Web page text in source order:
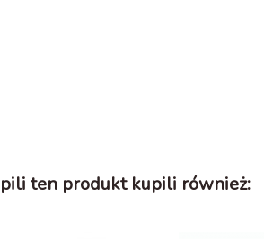
ten produkt kupili również: